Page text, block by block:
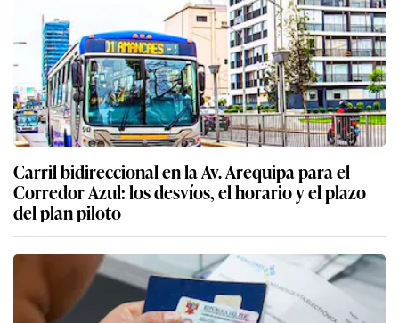
Carril bidireccional en la Av. Arequipa para el
Corredor Azul: los desvíos, el horario y el plazo
del plan piloto